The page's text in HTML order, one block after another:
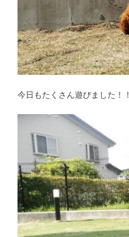
今日もたくさん遊びました！！